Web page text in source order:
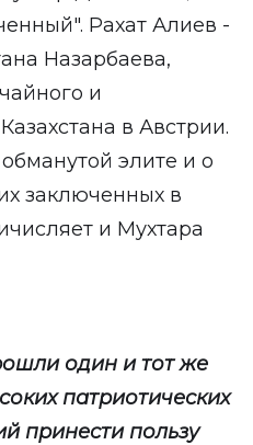
Рахат Алиев -
Назарбаева,
и
в Австрии.
элите и о
заключенных в
и Мухтара
один и тот же
патриотических
принести пользу